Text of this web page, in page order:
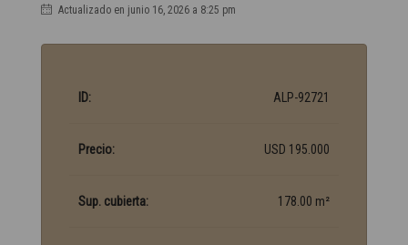
Actualizado en junio 16, 2026 a 8:25 pm
ID: ALP-92721
Precio: USD 195.000
Sup. cubierta: 178.00 m²